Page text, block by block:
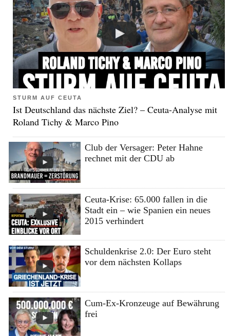
STURM AUF CEUTA
Ist Deutschland das nächste Ziel? – Ceuta-Analyse mit
Roland Tichy & Marco Pino
Club der Versager: Peter Hahne
rechnet mit der CDU ab
Ceuta-Krise: 65.000 fallen in die
Stadt ein – wie Spanien ein neues
2015 verhindert
Schuldenkrise 2.0: Der Euro steht
vor dem nächsten Kollaps
Cum-Ex-Kronzeuge auf Bewährung
frei